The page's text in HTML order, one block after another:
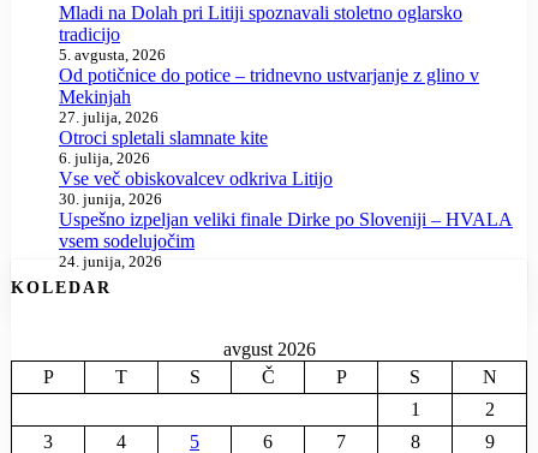
Mladi na Dolah pri Litiji spoznavali stoletno oglarsko
tradicijo
5. avgusta, 2026
Od potičnice do potice – tridnevno ustvarjanje z glino v
Mekinjah
27. julija, 2026
Otroci spletali slamnate kite
6. julija, 2026
Vse več obiskovalcev odkriva Litijo
30. junija, 2026
Uspešno izpeljan veliki finale Dirke po Sloveniji – HVALA
vsem sodelujočim
24. junija, 2026
KOLEDAR
avgust 2026
P
T S Č P S
N
1
2
3
4 5 6 7 8
9